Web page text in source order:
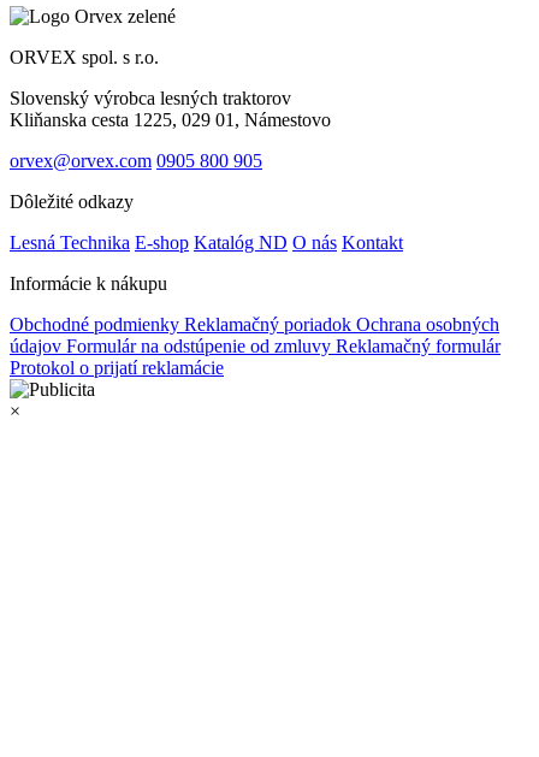
ORVEX spol. s r.o.
Slovenský výrobca lesných traktorov
Kliňanska cesta 1225, 029 01, Námestovo
orvex@orvex.com 0905 800 905
Dôležité odkazy
Lesná Technika E-shop Katalóg ND O nás Kontakt
Informácie k nákupu
Obchodné podmienky Reklamačný poriadok Ochrana osobných
údajov Formulár na odstúpenie od zmluvy Reklamačný formulár
Protokol o prijatí reklamácie
×